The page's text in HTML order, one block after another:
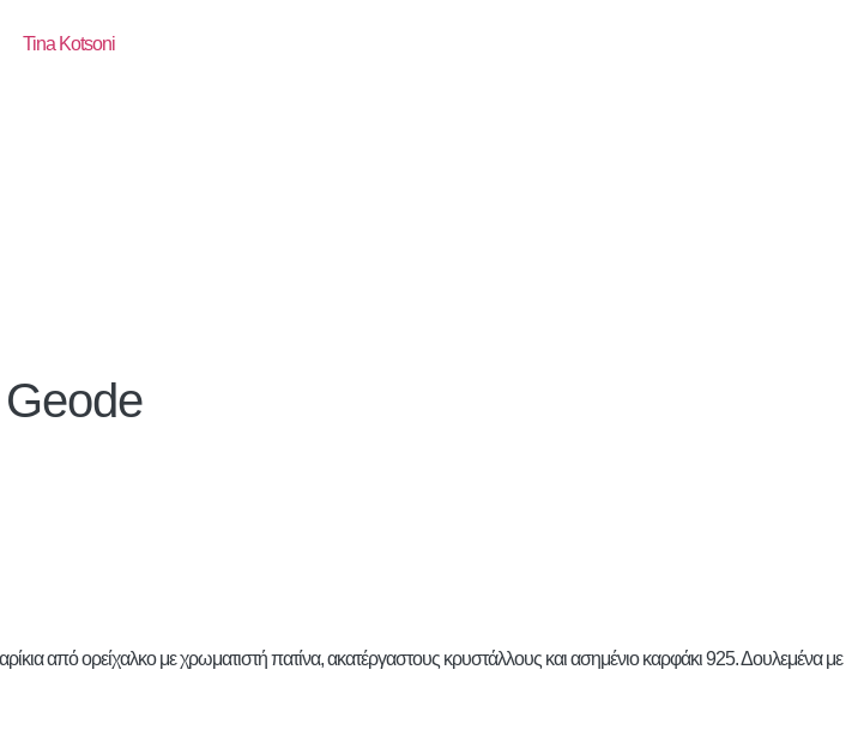
από ορείχαλκο με χρωματιστή πατίνα, ακατέργαστους κρυστάλλους και ασημένιο καρφάκι 925. Δουλεμένα με